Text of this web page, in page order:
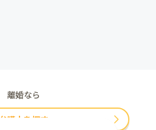
離婚なら
弁護士を探す